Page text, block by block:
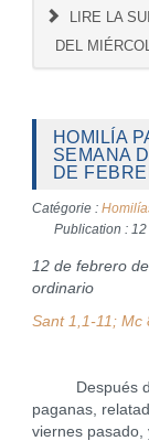
LIRE LA
DEL
HOMILÍA
SEMANA
DE
Catégorie :
Publication :
12 de febrero
ordinario
Sant 1,1-11; Mc
Después de
paganas,
viernes pasado,